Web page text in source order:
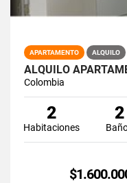
APARTAMENTO ALQUILO
ALQUILO
Colombia
2
Habitaciones
2